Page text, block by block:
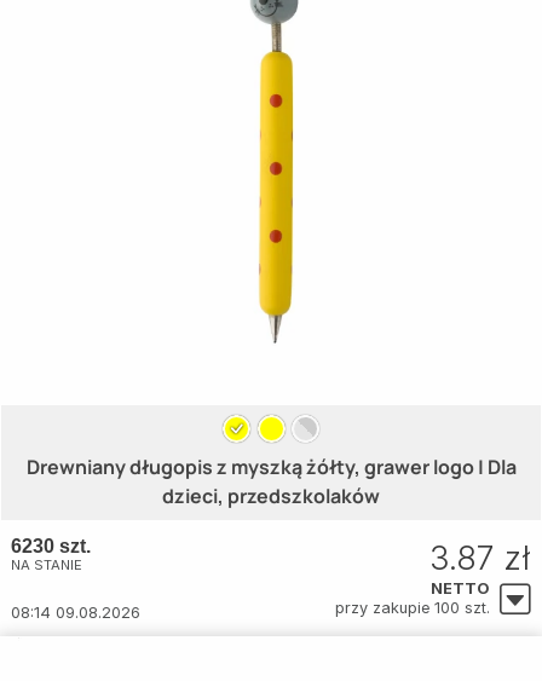
Drewniany długopis z myszką żółty, grawer logo | Dla
dzieci, przedszkolaków
6230 szt.
NA STANIE
08:14 09.08.2026
3.87 zł
NETTO
przy zakupie 100 szt.